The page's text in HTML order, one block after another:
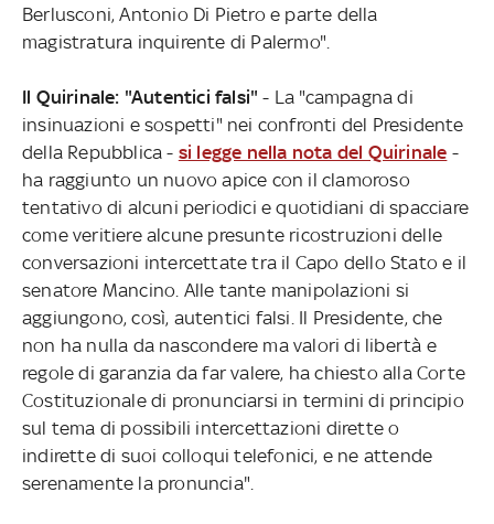
Berlusconi, Antonio Di Pietro e parte della
magistratura inquirente di Palermo".
Il Quirinale: "Autentici falsi" - La "campagna di
insinuazioni e sospetti" nei confronti del Presidente
della Repubblica - si legge nella nota del Quirinale -
ha raggiunto un nuovo apice con il clamoroso
tentativo di alcuni periodici e quotidiani di spacciare
come veritiere alcune presunte ricostruzioni delle
conversazioni intercettate tra il Capo dello Stato e il
senatore Mancino. Alle tante manipolazioni si
aggiungono, così, autentici falsi. Il Presidente, che
non ha nulla da nascondere ma valori di libertà e
regole di garanzia da far valere, ha chiesto alla Corte
Costituzionale di pronunciarsi in termini di principio
sul tema di possibili intercettazioni dirette o
indirette di suoi colloqui telefonici, e ne attende
serenamente la pronuncia".